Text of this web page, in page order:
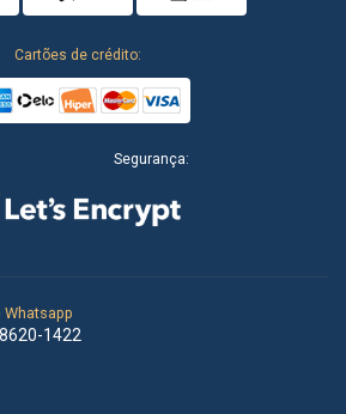
Cartões de crédito:
Segurança:
1422